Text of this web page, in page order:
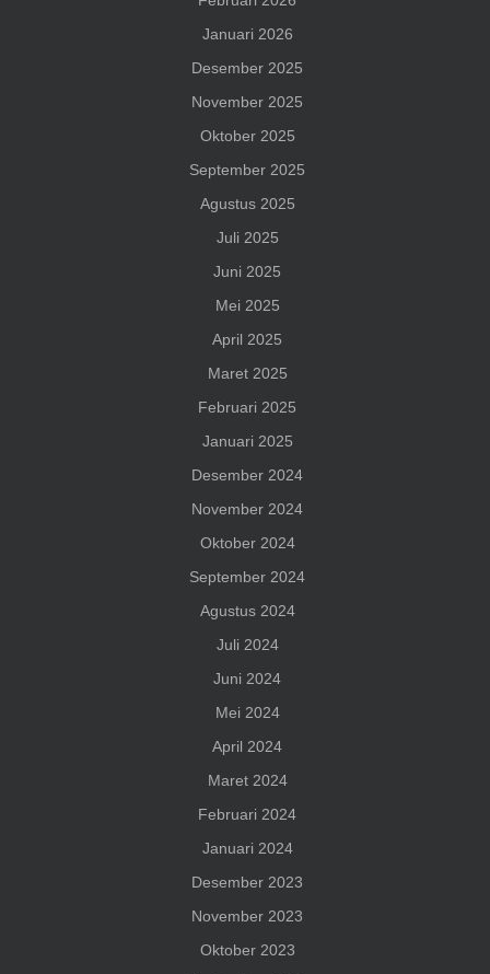
Januari 2026
Desember 2025
November 2025
Oktober 2025
September 2025
Agustus 2025
Juli 2025
Juni 2025
Mei 2025
April 2025
Maret 2025
Februari 2025
Januari 2025
Desember 2024
November 2024
Oktober 2024
September 2024
Agustus 2024
Juli 2024
Juni 2024
Mei 2024
April 2024
Maret 2024
Februari 2024
Januari 2024
Desember 2023
November 2023
Oktober 2023